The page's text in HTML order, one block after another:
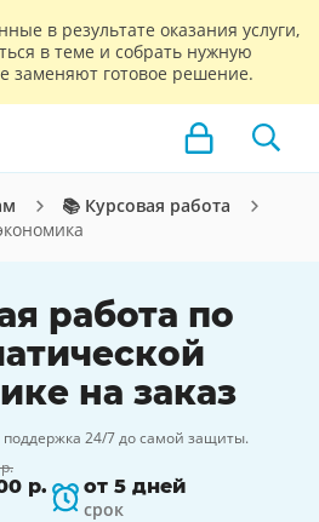
в результате оказания услуги,
в теме и собрать нужную
заменяют готовое решение.
📚 Курсовая работа
работа по
на заказ
24/7 до самой защиты.
р.
от 5 дней
срок